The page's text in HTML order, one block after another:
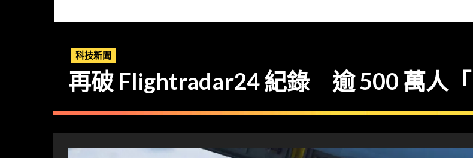
科技新聞
再破 Flightradar24 紀錄 逾 500 萬人